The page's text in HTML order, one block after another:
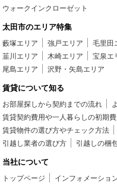
ウォークインクローゼット
太田市のエリア特集
藪塚エリア 強戸エリア 毛里田
韮川エリア
木崎エリア 宝泉エ
尾島エリア
沢野・矢島エリア
賃貸について知る
お部屋探しから契約までの流れ
賃貸契約費用や一人暮らしの初期費
賃貸物件の選び方やチェック方法
引越し業者の選び方
引越しの梱
当社について
トップページ インフォメーショ